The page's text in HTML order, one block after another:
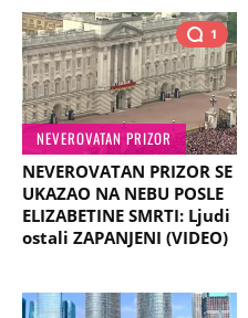
1
NEVEROVATAN PRIZOR
NEVEROVATAN PRIZOR SE
UKAZAO NA NEBU POSLE
ELIZABETINE SMRTI: Ljudi
ostali ZAPANJENI (VIDEO)